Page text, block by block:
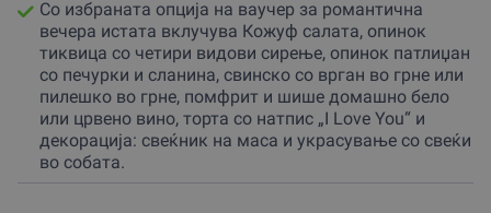
Дополнително е достапна опциjа
за екскурзиjа во околината на
селото Серменин и дегустација во
ресторан Серменински Чардак на
Кожуф планина со можност да
нарачате печено јагне под вршник.
Изберете соодветен подарок ваучер за ова
Со избраната опциjа на ваучер за романтична
вечера истата вклучува Кожуф салата, опинок
тиквица со четири видови сирење, опинок патлиџан
со печурки и сланина, свинско со врган во грне или
пилешко во грне, помфрит и шише домашно бело
или црвено вино, торта со натпис „I Love You“ и
декорација: свеќник на маса и украсување со свеќи
во собата.